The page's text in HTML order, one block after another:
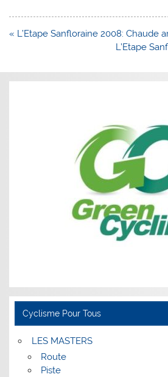
Navigation
« L’Etape Sanfloraine 2008: Chaude
L’Etape
Cyclisme Pour Tous
LES MASTERS
Route
Piste